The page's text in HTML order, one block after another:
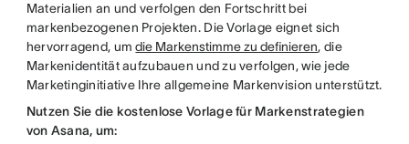
Materialien an und verfolgen den Fortschritt bei
markenbezogenen Projekten. Die Vorlage eignet sich
hervorragend, umdie Markenstimme zu definieren, die
Markenidentität aufzubauen und zu verfolgen, wie jede
Marketinginitiative Ihre allgemeine Markenvision unterstützt.
Nutzen Sie die kostenlose Vorlage für Markenstrategien
von Asana, um: